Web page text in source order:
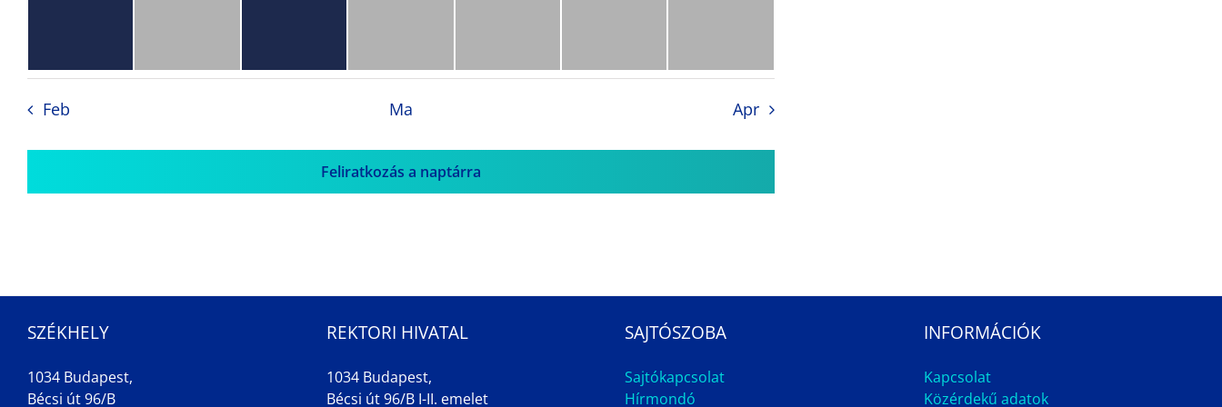
Feb Ma Apr
Feliratkozás a naptárra
SZÉKHELY
1034 Budapest,
Bécsi út 96/B
REKTORI HIVATAL
1034 Budapest,
Bécsi út 96/B I-II. emelet
SAJTÓSZOBA
Sajtókapcsolat
Hírmondó
INFORMÁCIÓK
Kapcsolat
Közérdekű adatok